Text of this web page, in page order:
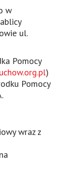
w
ul.
Pomocy
)
Pomocy
wraz z